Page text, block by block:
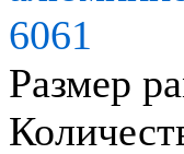
6061
Размер